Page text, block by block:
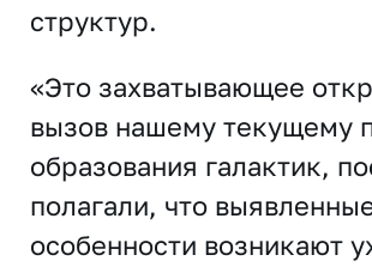
структур.
«Это захватывающее
вызов нашему текущему
образования галактик,
полагали, что
особенности возникают